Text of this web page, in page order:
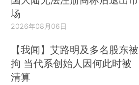
场
2026年08月06日
【我闻】艾路明及多名股东被
拘 当代系创始人因何此时被
清算